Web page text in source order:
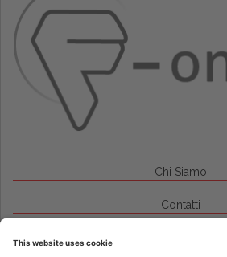
Chi Siamo
Contatti